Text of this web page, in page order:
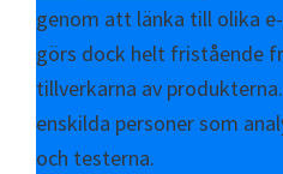
genom att länka till olika
görs dock helt fristående
tillverkarna av
enskilda personer som
och testerna.